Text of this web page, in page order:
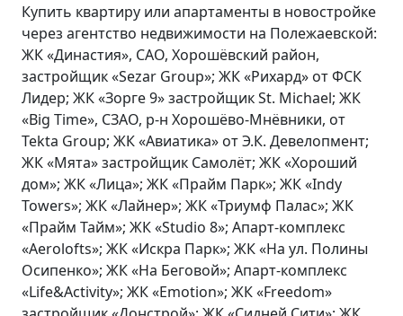
Купить квартиру или апартаменты в новостройке
через агентство недвижимости на Полежаевской:
ЖК «Династия», САО, Хорошёвский район,
застройщик «Sezar Group»; ЖК «Рихард» от ФСК
Лидер; ЖК «Зорге 9» застройщик St. Michael; ЖК
«Big Time», СЗАО, р-н Хорошёво-Мнёвники, от
Tekta Group; ЖК «Авиатика» от Э.К. Девелопмент;
ЖК «Мята» застройщик Самолёт; ЖК «Хороший
дом»; ЖК «Лица»; ЖК «Прайм Парк»; ЖК «Indy
Towers»; ЖК «Лайнер»; ЖК «Триумф Палас»; ЖК
«Прайм Тайм»; ЖК «Studio 8»; Апарт-комплекс
«Aerolofts»; ЖК «Искра Парк»; ЖК «На ул. Полины
Осипенко»; ЖК «На Беговой»; Апарт-комплекс
«Life&Activity»; ЖК «Emotion»; ЖК «Freedom»